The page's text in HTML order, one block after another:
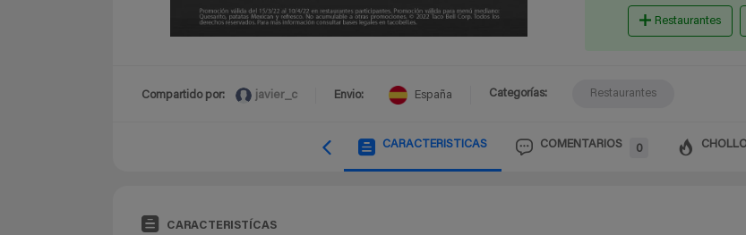
Restaurantes
Compartido por: javier_c Envio: España Categorías: Restaurantes
CARACTERISTICAS COMENTARIOS 0
CARACTERISTÍCAS